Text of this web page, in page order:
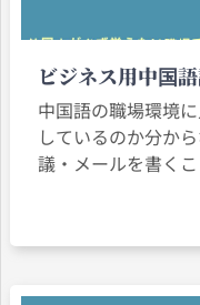
ビジネス用中国
職場で使える基
中国語の職場環境
しているのか分か
議・メールを書く
国語の語彙を身に